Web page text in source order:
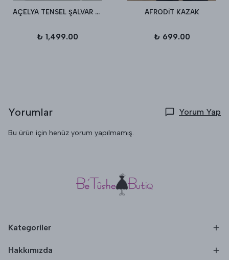
AÇELYA TENSEL ŞALVAR PANTALON
₺ 1,499.00
AFRODİT KAZAK
₺ 699.00
Yorumlar Yorum Yap
Bu ürün için henüz yorum yapılmamış.
Kategoriler
Hakkımızda